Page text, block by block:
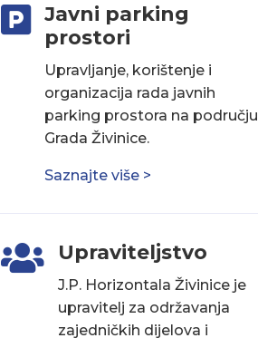

Javni parking
prostori
Upravljanje, korištenje i
organizacija rada javnih
parking prostora na području
Grada Živinice.
Saznajte više >
 Upraviteljstvo
J.P. Horizontala Živinice je
upravitelj za održavanja
zajedničkih dijelova i